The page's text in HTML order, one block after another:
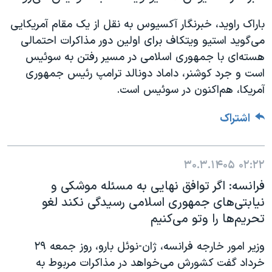
باراک راوید، خبرنگار آکسیوس به نقل از یک مقام آمریکایی
می‌گوید استیو ویتکاف برای اولین دور مذاکرات احتمالی
هسته‌ای با جمهوری اسلامی در مسیر رفتن به سوئیس
است و جرد‌ کوشنر، داماد دونالد ترامپ رئیس جمهوری
آمریکا، هم‌اکنون در سوئیس است.
اشتراک
۰۲:۲۲ ۳۰.۳.۱۴۰۵
فرانسه: اگر توافق نهایی به مسئله موشکی و
نیابتی‌های جمهوری اسلامی رسیدگی نکند لغو
تحریم‌ها را وتو می‌کنیم
وزیر امور خارجه فرانسه، ژان-نوئل بارو، روز جمعه ۲۹
خرداد گفت کشورش می‌خواهد در مذاکرات مربوط به